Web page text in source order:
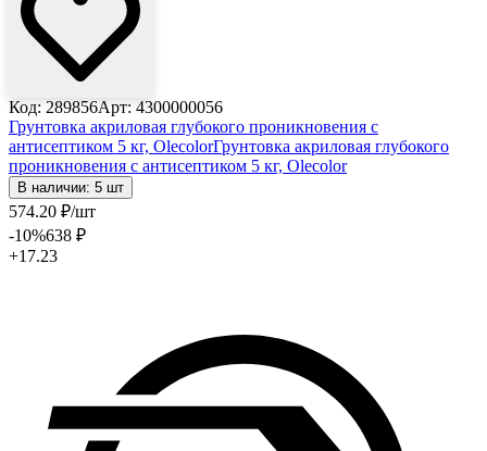
Код: 289856Арт: 4300000056
Грунтовка акриловая глубокого проникновения с
антисептиком 5 кг, OlecolorГрунтовка акриловая глубокого
проникновения с антисептиком 5 кг, Olecolor
В наличии: 5 шт
574.20 ₽/шт
-10%638 ₽
+17.23